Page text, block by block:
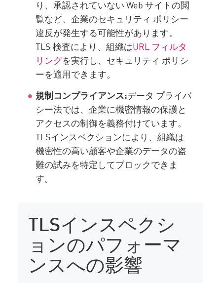
り、承認されていない Web サイトの閲
覧など、企業のセキュリティ ポリシー
違反が発生する可能性があります。
TLS 検査により、組織はURL フィルタ
リングを実行し、セキュリティ ポリシ
ーを適用できます。
規制コンプライアンス:データ プライバ
シー法では、企業に機密情報の保護と
アクセスの制御を義務付けています。
TLSインスペクションにより、組織は
機密性の高い顧客や企業のデータの盗
難の試みを特定してブロックできま
す。
TLSインスペクシ
ョンのパフォーマ
ンスへの影響